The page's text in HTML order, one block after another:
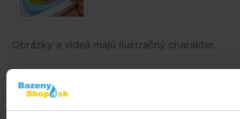
Obrázky a videá majú ilustračný charakter.